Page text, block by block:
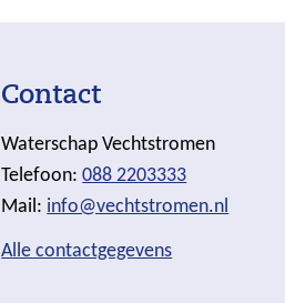
Contact
Waterschap Vechtstromen
Telefoon:088 2203333
Mail: info@vechtstromen.nl
Alle contactgegevens